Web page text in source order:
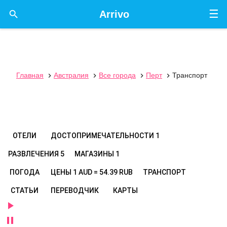
☰
Arrivo

Главная  Австралия  Все города  Перт  Транспорт
ОТЕЛИ ДОСТОПРИМЕЧАТЕЛЬНОСТИ 1
РАЗВЛЕЧЕНИЯ 5 МАГАЗИНЫ 1
ПОГОДА ЦЕНЫ 1 AUD = 54.39 RUB ТРАНСПОРТ
СТАТЬИ ПЕРЕВОДЧИК КАРТЫ

